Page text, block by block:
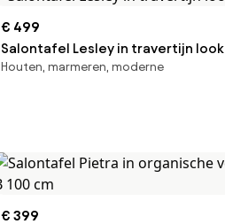
€ 499
Salontafel Lesley in travertijn look
Houten, marmeren, moderne
€ 399